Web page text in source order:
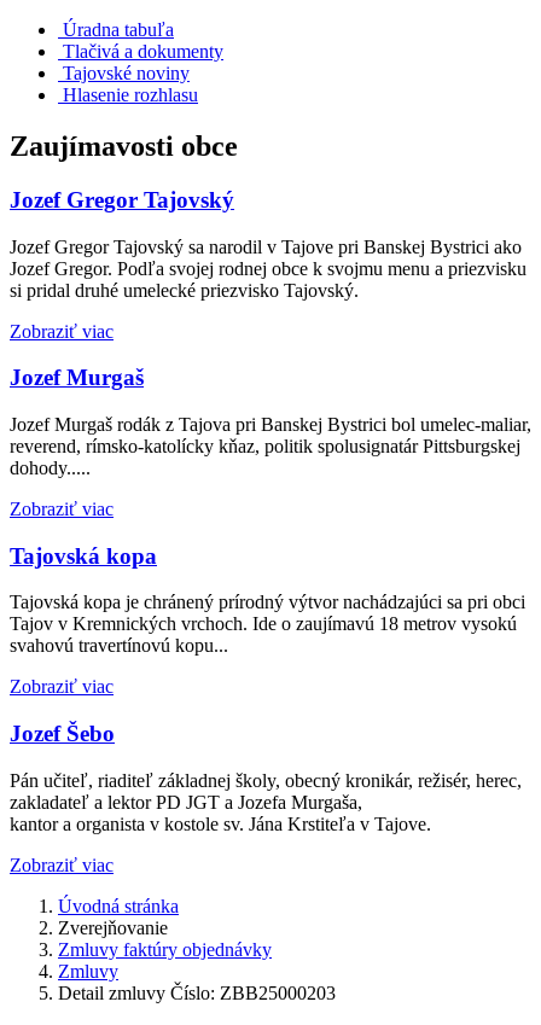
Úradna tabuľa
Tlačivá a dokumenty
Tajovské noviny
Hlasenie rozhlasu
Zaujímavosti obce
Jozef Gregor Tajovský
Jozef Gregor Tajovský sa narodil v Tajove pri Banskej Bystrici ako
Jozef Gregor. Podľa svojej rodnej obce k svojmu menu a priezvisku
si pridal druhé umelecké priezvisko Tajovský.
Zobraziť viac
Jozef Murgaš
Jozef Murgaš rodák z Tajova pri Banskej Bystrici bol umelec-maliar,
reverend, rímsko-katolícky kňaz, politik spolusignatár Pittsburgskej
dohody.....
Zobraziť viac
Tajovská kopa
Tajovská kopa je chránený prírodný výtvor nachádzajúci sa pri obci
Tajov v Kremnických vrchoch. Ide o zaujímavú 18 metrov vysokú
svahovú travertínovú kopu...
Zobraziť viac
Jozef Šebo
Pán učiteľ, riaditeľ základnej školy, obecný kronikár, režisér, herec,
zakladateľ a lektor PD JGT a Jozefa Murgaša,
kantor a organista v kostole sv. Jána Krstiteľa v Tajove.
Zobraziť viac
Úvodná stránka
Zverejňovanie
Zmluvy faktúry objednávky
Zmluvy
Detail zmluvy Číslo: ZBB25000203